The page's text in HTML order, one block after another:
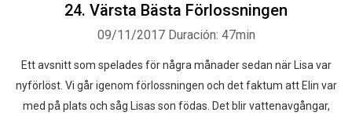
24. Värsta Bästa Förlossningen
09/11/2017 Duración: 47min
Ett avsnitt som spelades för några månader sedan när Lisa var
nyförlöst. Vi går igenom förlossningen och det faktum att Elin var
med på plats och såg Lisas son födas. Det blir vattenavgångar,